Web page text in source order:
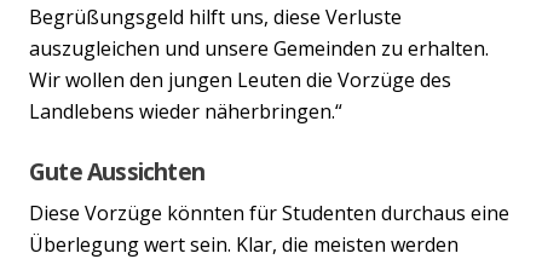
Begrüßungsgeld hilft uns, diese Verluste
auszugleichen und unsere Gemeinden zu erhalten.
Wir wollen den jungen Leuten die Vorzüge des
Landlebens wieder näherbringen.“
Gute Aussichten
Diese Vorzüge könnten für Studenten durchaus eine
Überlegung wert sein. Klar, die meisten werden